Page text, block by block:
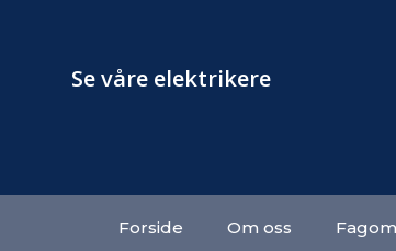
Se våre elektrikere
Forside Om oss